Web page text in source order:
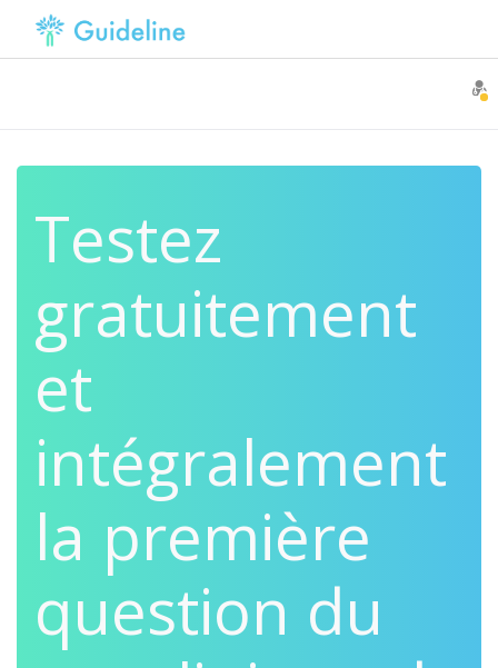
Testez
gratuitement
et
intégralement
la première
question du